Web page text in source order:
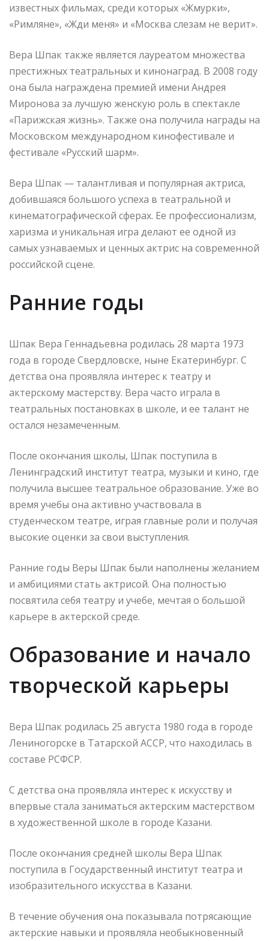
известных фильмах, среди которых «Жмурки»,
«Римляне», «Жди меня» и «Москва слезам не верит».
Вера Шпак также является лауреатом множества
престижных театральных и кинонаград. В 2008 году
она была награждена премией имени Андрея
Миронова за лучшую женскую роль в спектакле
«Парижская жизнь». Также она получила награды на
Московском международном кинофестивале и
фестивале «Русский шарм».
Вера Шпак — талантливая и популярная актриса,
добившаяся большого успеха в театральной и
кинематографической сферах. Ее профессионализм,
харизма и уникальная игра делают ее одной из
самых узнаваемых и ценных актрис на современной
российской сцене.
Ранние годы
Шпак Вера Геннадьевна родилась 28 марта 1973
года в городе Свердловске, ныне Екатеринбург. С
детства она проявляла интерес к театру и
актерскому мастерству. Вера часто играла в
театральных постановках в школе, и ее талант не
остался незамеченным.
После окончания школы, Шпак поступила в
Ленинградский институт театра, музыки и кино, где
получила высшее театральное образование. Уже во
время учебы она активно участвовала в
студенческом театре, играя главные роли и получая
высокие оценки за свои выступления.
Ранние годы Веры Шпак были наполнены желанием
и амбициями стать актрисой. Она полностью
посвятила себя театру и учебе, мечтая о большой
карьере в актерской среде.
Образование и начало
творческой карьеры
Вера Шпак родилась 25 августа 1980 года в городе
Лениногорске в Татарской АССР, что находилась в
составе РСФСР.
С детства она проявляла интерес к искусству и
впервые стала заниматься актерским мастерством
в художественной школе в городе Казани.
После окончания средней школы Вера Шпак
поступила в Государственный институт театра и
изобразительного искусства в Казани.
В течение обучения она показывала потрясающие
актерские навыки и проявляла необыкновенный